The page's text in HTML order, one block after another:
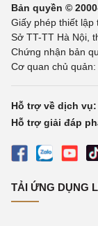
Bản quyền ©
Giấy phép thiết
Sở TT-TT Hà Nội,
Chứng nhận bản
Cơ quan chủ
Hỗ trợ về dịch vụ:
Hỗ trợ giải đáp
TẢI ỨNG DỤNG